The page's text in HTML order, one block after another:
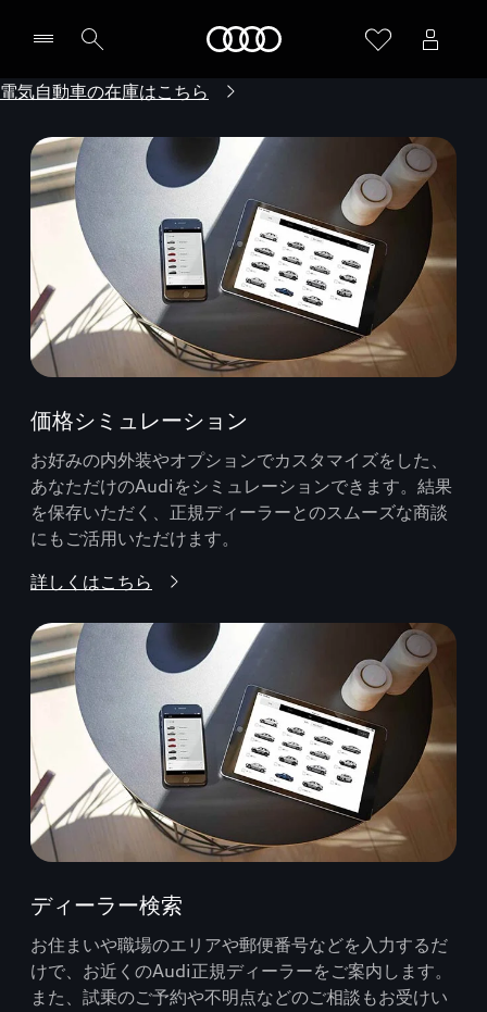
電気自動車の在庫はこちら
価格シミュレーション
お好みの内外装やオプションでカスタマイズをした、
あなただけのAudiをシミュレーションできます。結果
を保存いただく、正規ディーラーとのスムーズな商談
にもご活用いただけます。
詳しくはこちら
ディーラー検索
お住まいや職場のエリアや郵便番号などを入力するだ
けで、お近くのAudi正規ディーラーをご案内します。
また、試乗のご予約や不明点などのご相談もお受けい